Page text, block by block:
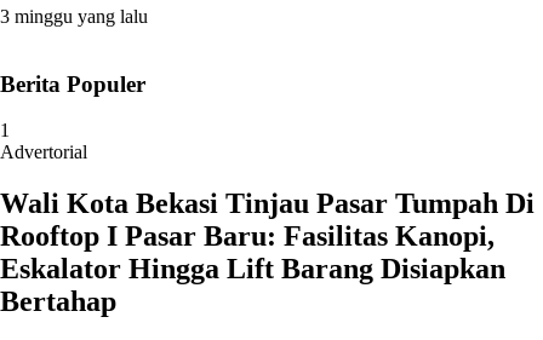
3 minggu yang lalu
Berita Populer
1
Advertorial
Wali Kota Bekasi Tinjau Pasar Tumpah Di
Rooftop I Pasar Baru: Fasilitas Kanopi,
Eskalator Hingga Lift Barang Disiapkan
Bertahap